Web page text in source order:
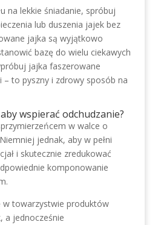
na lekkie śniadanie, spróbuj
lub duszenia jajek bez
jajka są wyjątkowo
bazę do wielu ciekawych
jajka faszerowane
to pyszny i zdrowy sposób na
wspierać odchudzanie?
w walce o
jednak, aby w pełni
i skutecznie zredukować
komponowanie
w towarzystwie produktów
a jednocześnie